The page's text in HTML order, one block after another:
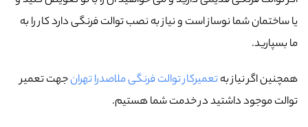
یا ساختمان شما نوساز است و نیاز به نصب توالت فرنگی دارد کار را به
ما بسپارید.
همچنین اگر نیاز بهتعمیرکار توالت فرنگی ملاصدرا تهرانجهت تعمیر
توالت موجود داشتید در خدمت شما هستیم.